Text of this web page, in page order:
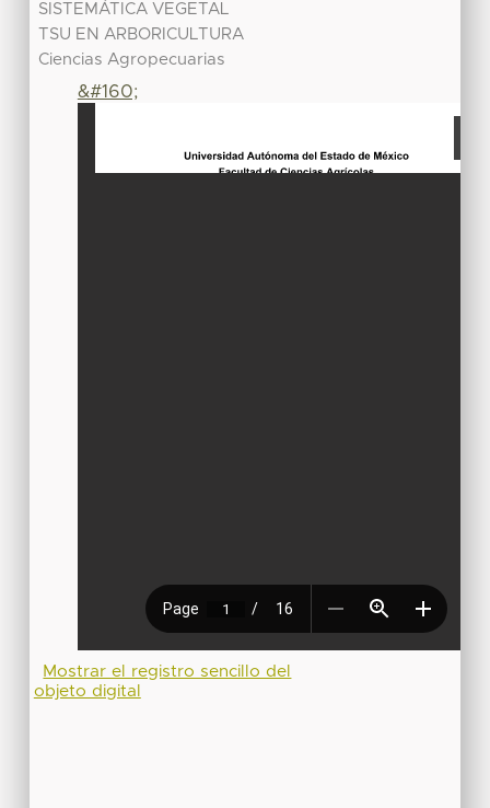
SISTEMÁTICA VEGETAL
TSU EN ARBORICULTURA
Ciencias Agropecuarias
&#160;
Mostrar el registro sencillo del
objeto digital